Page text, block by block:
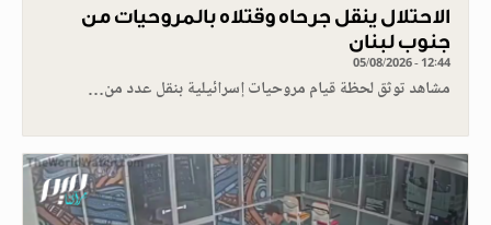
الاحتلال ينقل جرحاه وقتلاه بالمروحيات من
جنوب لبنان
05/08/2026 - 12:44
مشاهد توثق لحظة قيام مروحيات إسرائيلية بنقل عدد من…